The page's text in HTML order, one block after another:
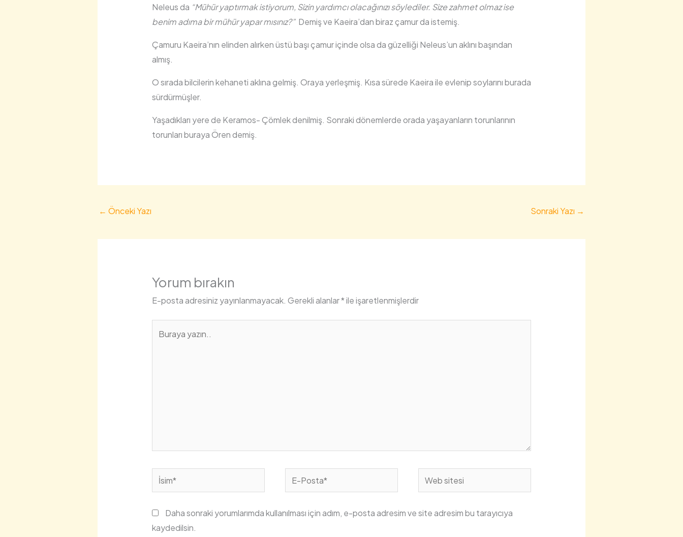
Neleus da “Mühür yaptırmak istiyorum, Sizin yardımcı olacağınızı söylediler. Size zahmet olmaz ise
benim adıma bir mühür yapar mısınız?” Demiş ve Kaeira’dan biraz çamur da istemiş.
Çamuru Kaeira’nın elinden alırken üstü başı çamur içinde olsa da güzelliği Neleus’un aklını başından
almış.
O sırada bilcilerin kehaneti aklına gelmiş. Oraya yerleşmiş. Kısa sürede Kaeira ile evlenip soylarını burada
sürdürmüşler.
Yaşadıkları yere de Keramos- Çömlek denilmiş. Sonraki dönemlerde orada yaşayanların torunlarının
torunları buraya Ören demiş.
← Önceki Yazı Sonraki Yazı →
Yorum bırakın
E-posta adresiniz yayınlanmayacak. Gerekli alanlar*ile işaretlenmişlerdir
İsim*
E-
Posta*
Web
sitesi
Daha sonraki yorumlarımda kullanılması için adım, e-posta adresim ve site adresim bu tarayıcıya
kaydedilsin.